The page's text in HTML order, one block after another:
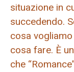
situazione in
succedendo.
cosa
cosa fare. È
che